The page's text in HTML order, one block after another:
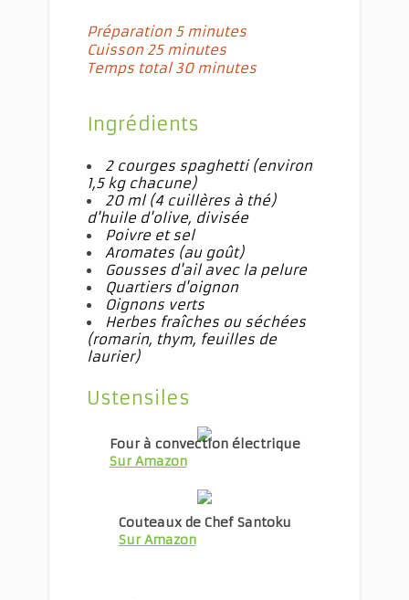
Préparation 5 minutes
Cuisson 25 minutes
Temps total 30 minutes
Ingrédients
2 courges spaghetti (environ
1,5 kg chacune)
20 ml (4 cuillères à thé)
d'huile d'olive, divisée
Poivre et sel
Aromates (au goût)
Gousses d'ail avec la pelure
Quartiers d'oignon
Oignons verts
Herbes fraîches ou séchées
(romarin, thym, feuilles de
laurier)
Ustensiles
Four à convection électrique
Sur Amazon
Couteaux de Chef Santoku
Sur Amazon